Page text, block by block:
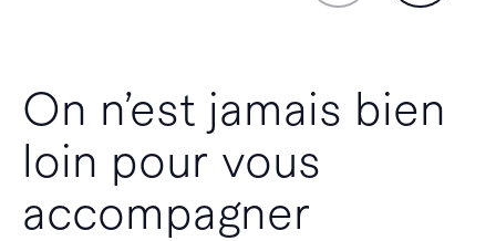
On n’est jamais bien
loin pour vous
accompagner